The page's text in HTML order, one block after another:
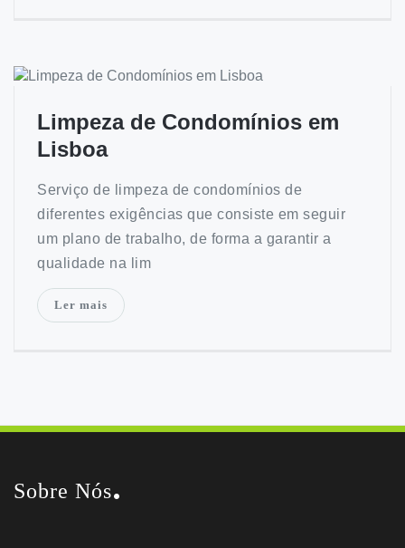
Limpeza de Condomínios em
Lisboa
Serviço de limpeza de condomínios de
diferentes exigências que consiste em seguir
um plano de trabalho, de forma a garantir a
qualidade na lim
Ler mais
Sobre Nós